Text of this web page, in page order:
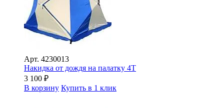
Арт. 4230013
Накидка от дождя на палатку 4Т
3 100 ₽
В корзину Купить в 1 клик